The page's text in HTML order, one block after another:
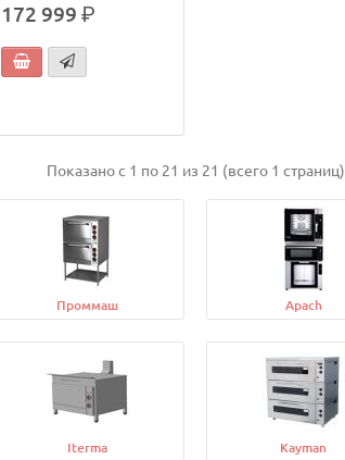
172 999р.
Показано с 1 по 21 из 21 (всего 1 страниц)
Проммаш Apach
Iterma Kayman